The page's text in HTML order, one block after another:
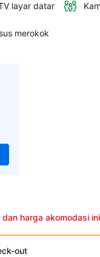
layar datar
merokok
harga akomodasi ini
out